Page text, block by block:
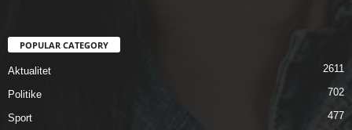
POPULAR CATEGORY
Aktualitet 2611
Politike 702
Sport 477